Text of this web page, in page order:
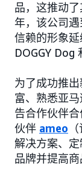
品，这推动
年，该公司
信赖的形象
DOGGY Dog
为了成功推
富、熟悉亚
告合作伙伴
伙伴 ameo
解决方案、
品牌并提高商